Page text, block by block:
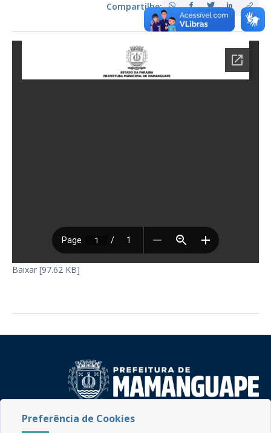
Compartilhe:
Baixar [97.62 KB]
Rua do Imperador, 78, Centro
Preferência de Cookies